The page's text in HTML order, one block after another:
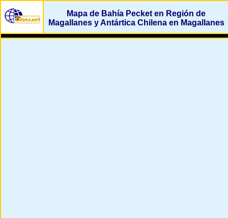
Mapa de Bahía Pecket en Región de
Magallanes y Antártica Chilena en Magallanes